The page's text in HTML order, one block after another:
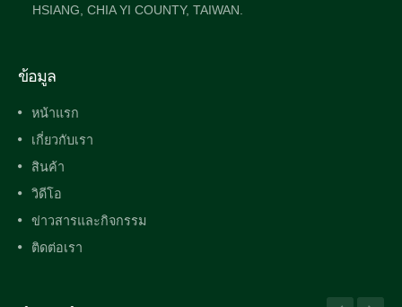
HSIANG, CHIA YI COUNTY, TAIWAN.
ข้อมูล
หน้าแรก
เกี่ยวกับเรา
สินค้า
วิดีโอ
ข่าวสารและกิจกรรม
ติดต่อเรา